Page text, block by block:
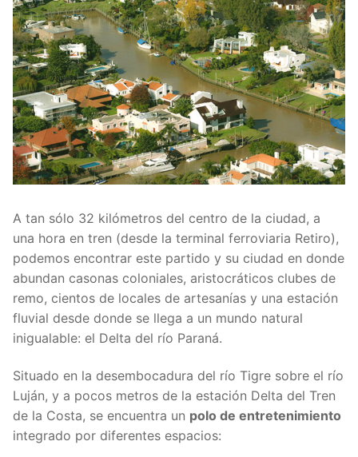
A tan sólo 32 kilómetros del centro de la ciudad, a
una hora en tren (desde la terminal ferroviaria Retiro),
podemos encontrar este partido y su ciudad en donde
abundan casonas coloniales, aristocráticos clubes de
remo, cientos de locales de artesanías y una estación
fluvial desde donde se llega a un mundo natural
inigualable: el Delta del río Paraná.
Situado en la desembocadura del río Tigre sobre el río
Luján, y a pocos metros de la estación Delta del Tren
de la Costa, se encuentra un polo de entretenimiento
integrado por diferentes espacios: